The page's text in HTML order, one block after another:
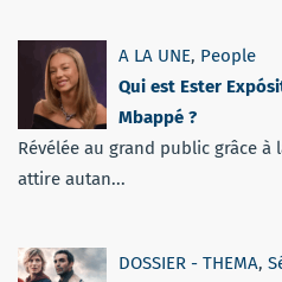
A LA UNE, People
Qui est Ester
Mbappé ?
Révélée au grand public grâce à
attire autan...
DOSSIER - THEMA,